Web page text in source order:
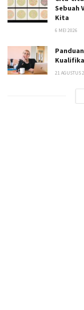
Sebuah
Kita
6 MEI 2026
21 AGUSTUS